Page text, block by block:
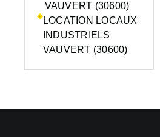
VAUVERT (30600)
LOCATION LOCAUX
INDUSTRIELS
VAUVERT (30600)